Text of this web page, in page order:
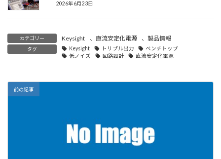
2026年6月23日
カテゴリー Keysight 、 直流安定化電源 、製品情報
タグ Keysight トリプル出力
ベンチトップ
低ノイズ
回路設計 直流安定化電源
前の記事